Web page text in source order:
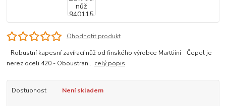
Ohodnotit produkt
- Robustní kapesní zavírací nůž od finského výrobce Marttiini - Čepel je
nerez oceli 420 - Oboustran... celý popis
Dostupnost Není skladem